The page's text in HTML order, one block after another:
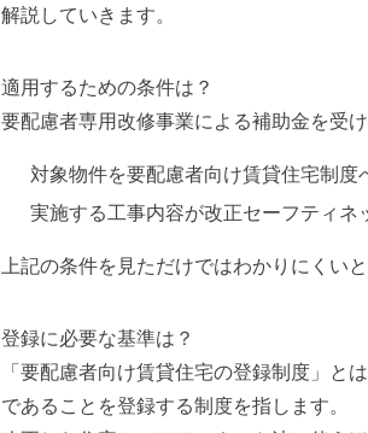
解説していきます。
適用するための条件は？
要配慮者専用改修事業による補助金を受
対象物件を要配慮者向け賃貸住宅制度
実施する工事内容が改正セーフティネ
上記の条件を見ただけではわかりにくい
登録に必要な基準は？
「要配慮者向け賃貸住宅の登録制度」
であることを登録する制度を指します。